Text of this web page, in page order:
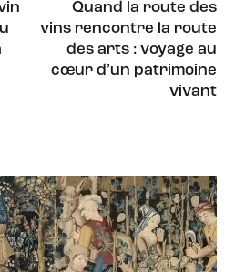
Quand la route des
vins rencontre la route
des arts : voyage au
cœur d’un patrimoine
vivant